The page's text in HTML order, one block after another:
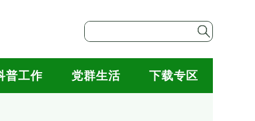
普工作 党群生活 下载专区